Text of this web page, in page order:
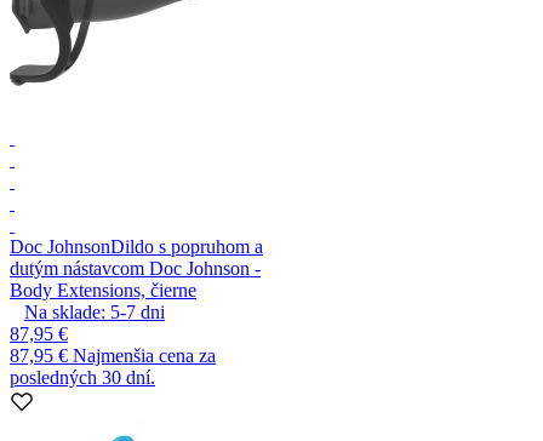
Doc JohnsonDildo s popruhom a
dutým nástavcom Doc Johnson -
Body Extensions, čierne
Na sklade: 5-7 dni
87,95 €
87,95 € Najmenšia cena za
posledných 30 dní.